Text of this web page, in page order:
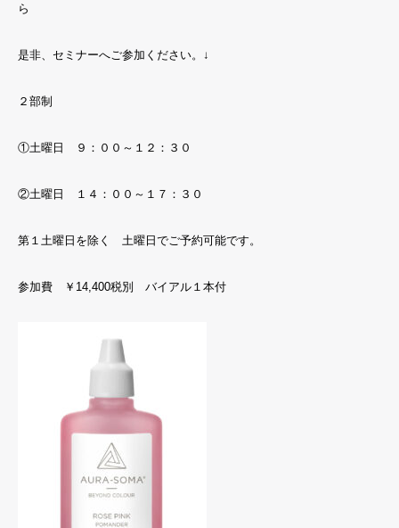
ら
是非、セミナーへご参加ください。↓
２部制
①土曜日 ９：００～１２：３０
②土曜日 １４：００～１７：３０
第１土曜日を除く 土曜日でご予約可能です。
参加費 ￥14,400税別 バイアル１本付